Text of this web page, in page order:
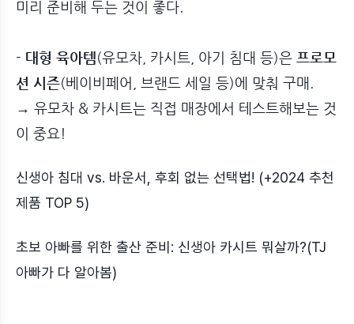
미리 준비해 두는 것이 좋다.
- 대형 육아템(유모차, 카시트, 아기 침대 등)은 프로모
션 시즌(베이비페어, 브랜드 세일 등)에 맞춰 구매.
→ 유모차 & 카시트는 직접 매장에서 테스트해보는 것
이 중요!
신생아 침대 vs. 바운서, 후회 없는 선택법! (+2024 추천
제품 TOP 5)
초보 아빠를 위한 출산 준비: 신생아 카시트 뭐살까?(TJ
아빠가 다 알아봄)